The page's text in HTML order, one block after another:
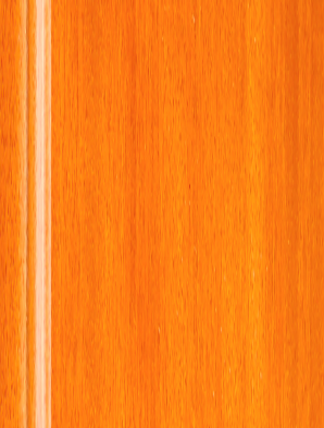
Aller au contenu
Dans Les
Bottes
Accueil
Vivre une expérience Boutique
Clair
🇫🇷
🇫🇷
Français
English
Connexion
Aller à la description